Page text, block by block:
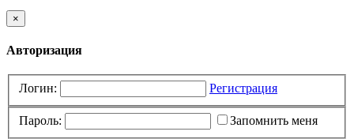
×
Авторизация
Логин: Регистрация
Пароль: Запомнить меня